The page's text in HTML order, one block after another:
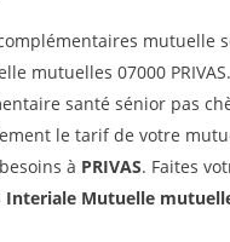
mutuelle
mutuelles 07000
santé sénior pas
le tarif de votre
à PRIVAS. Faites
Interiale Mutuelle